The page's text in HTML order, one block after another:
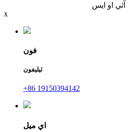
آئي او ايس
x
فون
ٽيليفون
+86 19150394142
اي ميل